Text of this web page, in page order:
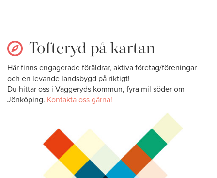
Tofteryd på kartan
Här finns engagerade föräldrar, aktiva företag/föreningar
och en levande landsbygd på riktigt!
Du hittar oss i Vaggeryds kommun, fyra mil söder om
Jönköping. Kontakta oss gärna!